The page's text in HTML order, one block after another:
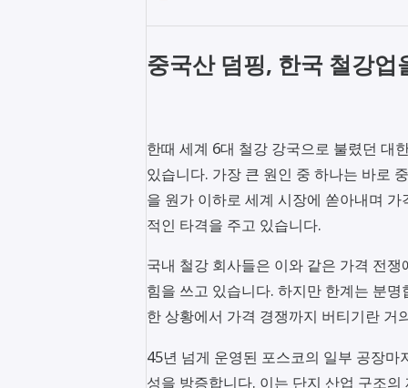
중국산 덤핑, 한국 철강업
한때 세계 6대 철강 강국으로 불렸던 대
있습니다. 가장 큰 원인 중 하나는 바로
을 원가 이하로 세계 시장에 쏟아내며
적인 타격을 주고 있습니다.
국내 철강 회사들은 이와 같은 가격 전
힘을 쓰고 있습니다. 하지만 한계는 분
한 상황에서 가격 경쟁까지 버티기란 거
45년 넘게 운영된 포스코의 일부 공장
성을 방증합니다. 이는 단지 산업 구조